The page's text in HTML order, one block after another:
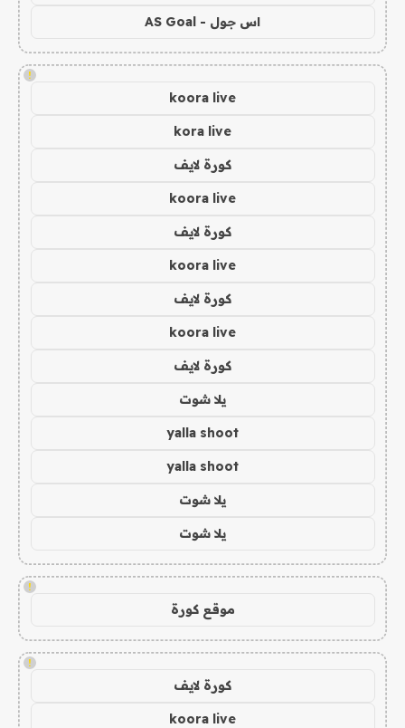
اس جول - AS Goal
!
koora live
kora live
كورة لايف
koora live
كورة لايف
koora live
كورة لايف
koora live
كورة لايف
يلا شوت
yalla shoot
yalla shoot
يلا شوت
يلا شوت
!
موقع كورة
!
كورة لايف
koora live